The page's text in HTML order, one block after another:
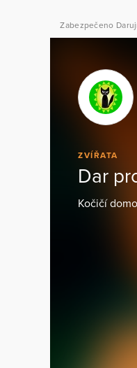
Zabezpečeno
ZVÍŘATA
Dar
Kočičí